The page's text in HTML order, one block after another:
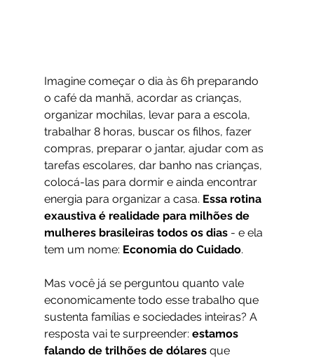
Imagine começar o dia às 6h preparando
o café da manhã, acordar as crianças,
organizar mochilas, levar para a escola,
trabalhar 8 horas, buscar os filhos, fazer
compras, preparar o jantar, ajudar com as
tarefas escolares, dar banho nas crianças,
colocá-las para dormir e ainda encontrar
energia para organizar a casa. Essa rotina
exaustiva é realidade para milhões de
mulheres brasileiras todos os dias - e ela
tem um nome: Economia do Cuidado.
Mas você já se perguntou quanto vale
economicamente todo esse trabalho que
sustenta famílias e sociedades inteiras? A
resposta vai te surpreender: estamos
falando de trilhões de dólares que